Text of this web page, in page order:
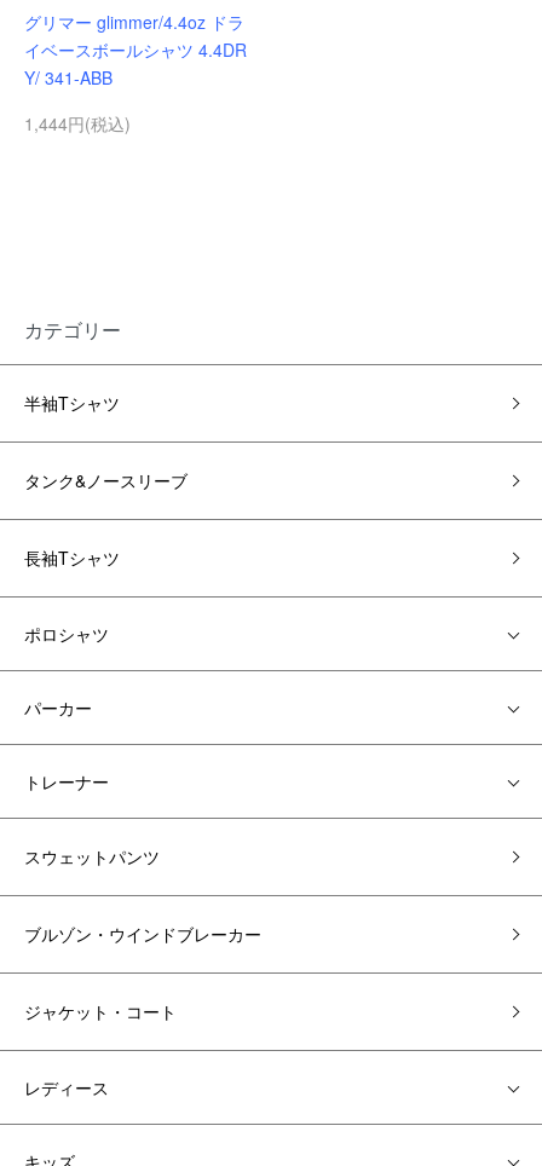
グリマー glimmer/4.4oz ドラ
イベースボールシャツ 4.4DR
Y/ 341-ABB
1,444円(税込)
カテゴリー
半袖Tシャツ
タンク&ノースリーブ
長袖Tシャツ
ポロシャツ
パーカー
トレーナー
スウェットパンツ
ブルゾン・ウインドブレーカー
ジャケット・コート
レディース
キッズ